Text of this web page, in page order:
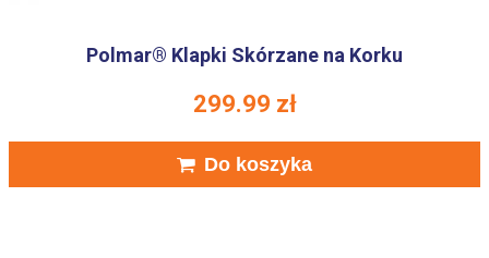
Polmar® Klapki Skórzane na Korku
299.99 zł
Do koszyka